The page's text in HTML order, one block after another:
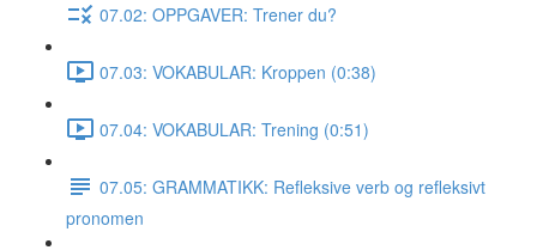
07.02: OPPGAVER: Trener du?
07.03: VOKABULAR: Kroppen (0:38)
07.04: VOKABULAR: Trening (0:51)
07.05: GRAMMATIKK: Refleksive verb og refleksivt
pronomen